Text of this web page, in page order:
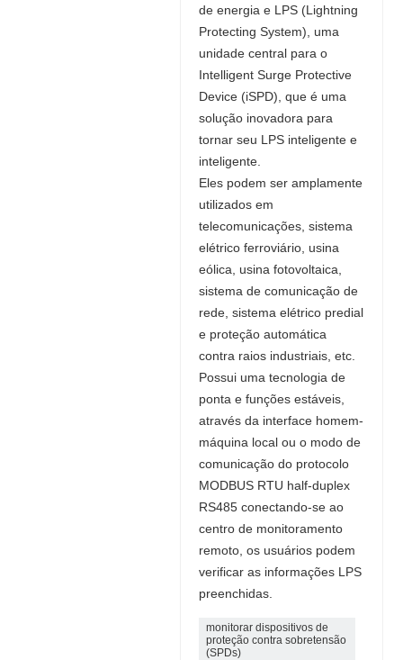
de energia e LPS (Lightning
Protecting System), uma
unidade central para o
Intelligent Surge Protective
Device (iSPD), que é uma
solução inovadora para
tornar seu LPS inteligente e
inteligente.
Eles podem ser amplamente
utilizados em
telecomunicações, sistema
elétrico ferroviário, usina
eólica, usina fotovoltaica,
sistema de comunicação de
rede, sistema elétrico predial
e proteção automática
contra raios industriais, etc.
Possui uma tecnologia de
ponta e funções estáveis,
através da interface homem-
máquina local ou o modo de
comunicação do protocolo
MODBUS RTU half-duplex
RS485 conectando-se ao
centro de monitoramento
remoto, os usuários podem
verificar as informações LPS
preenchidas.
monitorar dispositivos de
proteção contra sobretensão
(SPDs)